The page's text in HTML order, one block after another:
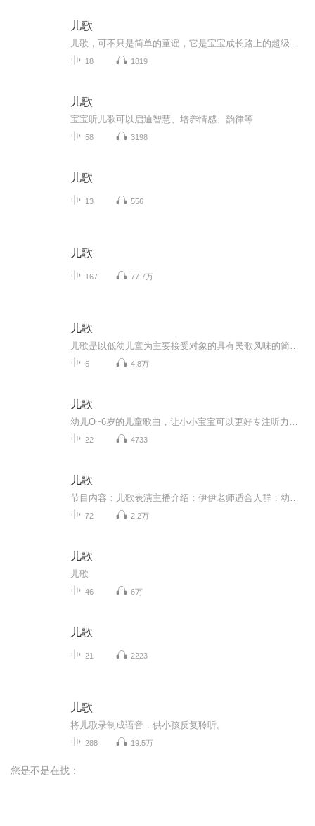
儿歌
18 1819
儿歌
宝宝听儿歌可以启迪智慧、培养情感、韵律等
58 3198
儿歌
13 556
儿歌
167 77.7万
儿歌
6 4.8万
儿歌
22 4733
儿歌
72 2.2万
儿歌
儿歌
46 6万
儿歌
21 2223
儿歌
将儿歌录制成语音，供小孩反复聆听。
288 19.5万
您是不是在找：